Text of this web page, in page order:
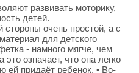
развивать моторику,
детей.
очень простой, а с
для детского
- намного мягче, чем
означает, что она легко
ей придаёт ребенок. • Во-